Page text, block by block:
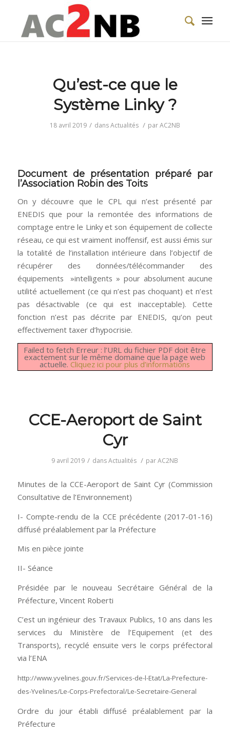
Qu’est-ce que le
Système Linky ?
18 avril 2019 / dansActualités / parAC2NB
Document de présentation préparé par
l’Association Robin des Toits
On y découvre que le CPL qui n’est présenté par
ENEDIS que pour la remontée des informations de
comptage entre le Linky et son équipement de collecte
réseau, ce qui est vraiment inoffensif, est aussi émis sur
la totalité de l’installation intérieure dans l’objectif de
récupérer des données/télécommander des
équipements »intelligents » pour absolument aucune
utilité actuellement (ce qui n’est pas choquant) et n’est
pas désactivable (ce qui est inacceptable). Cette
fonction n’est pas décrite par ENEDIS, qu’on peut
effectivement taxer d’hypocrisie.
Failed to fetch Erreur : l’URL du fichier PDF doit être
exactement sur le même domaine que la page web
actuelle. Cliquez ici pour plus d’informations
CCE-Aeroport de Saint
Cyr
9 avril 2019 / dansActualités / parAC2NB
Minutes de la CCE-Aeroport de Saint Cyr (Commission
Consultative de l’Environnement)
I- Compte-rendu de la CCE précédente (2017-01-16)
diffusé préalablement par la Préfecture
Mis en pièce jointe
II- Séance
Présidée par le nouveau Secrétaire Général de la
Préfecture, Vincent Roberti
C’est un ingénieur des Travaux Publics, 10 ans dans les
services du Ministère de l’Equipement (et des
Transports), recyclé ensuite vers le corps préfectoral
via l’ENA
http://www.yvelines.gouv.fr/Services-de-l-Etat/La-Prefecture-
des-Yvelines/Le-Corps-Prefectoral/Le-Secretaire-General
Ordre du jour établi diffusé préalablement par la
Préfecture